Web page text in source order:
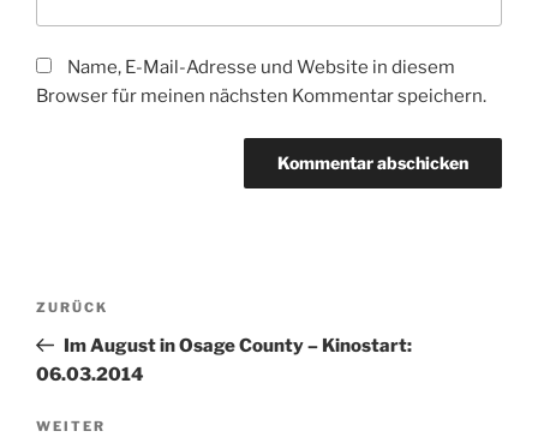
Name, E-Mail-Adresse und Website in diesem
Browser für meinen nächsten Kommentar speichern.
Beitragsnavigation
Vorheriger
Beitrag
ZURÜCK
Im August in Osage County – Kinostart:
06.03.2014
Nächster
WEITER